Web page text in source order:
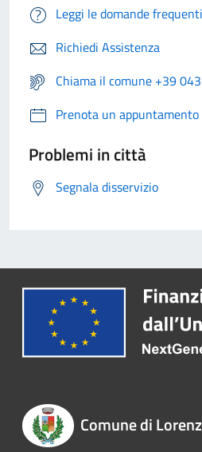
Leggi le domande frequenti
Richiedi Assistenza
Chiama il comune +39
Prenota un appuntamento
Problemi in città
Segnala disservizio
Comune di